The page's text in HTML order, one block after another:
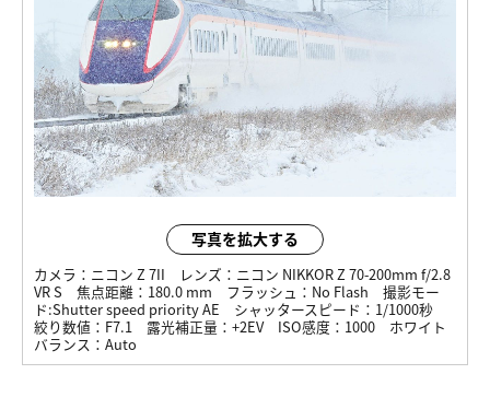
写真を拡大する
カメラ： ニコン Z 7II レンズ： ニコン NIKKOR Z 70-200mm f/2.8
VR S
焦点距離： 180.0 mm フラッシュ： No Flash
撮影モー
ド:Shutter speed priority AE シャッタースピード： 1/1000秒
絞り数値： F7.1 露光補正量： +2EV ISO感度： 1000
ホワイト
バランス： Auto